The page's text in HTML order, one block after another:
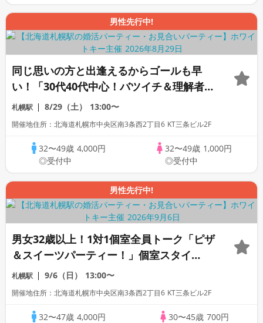
男性先行中!
同じ思いの方と出逢えるからゴールも早
い！「30代40代中心！バツイチ＆理解者
編」個室スタイル/White Key AI
Matching/マッチングあり
札幌駅 8/29（土） 13:00〜
開催地住所：北海道札幌市中央区南3条西2丁目6 KT三条ビル2F
32〜49歳 4,000円
◎受付中
32〜49歳 1,000円
◎受付中
男性先行中!
男女32歳以上！1対1個室全員トーク「ピザ
＆スイーツパーティー！」個室スタイ
ル/White Key AI Matching/マッチング
あり
札幌駅 9/6（日） 13:00〜
開催地住所：北海道札幌市中央区南3条西2丁目6 KT三条ビル2F
32〜47歳 4,000円
30〜45歳 700円